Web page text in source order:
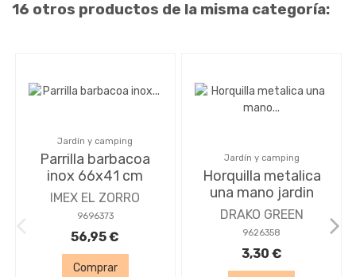
16 otros productos de la misma categoría:
Jardín y camping
Parrilla barbacoa
inox 66x41 cm
IMEX EL ZORRO
9696373
56,95 €
Comprar
Jardín y camping
Horquilla metalica
una mano jardin
DRAKO GREEN
9626358
3,30 €